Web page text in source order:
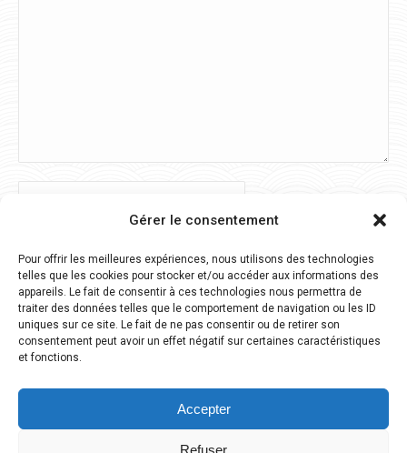
Gérer le consentement
Pour offrir les meilleures expériences, nous utilisons des technologies
telles que les cookies pour stocker et/ou accéder aux informations des
appareils. Le fait de consentir à ces technologies nous permettra de
traiter des données telles que le comportement de navigation ou les ID
uniques sur ce site. Le fait de ne pas consentir ou de retirer son
consentement peut avoir un effet négatif sur certaines caractéristiques
et fonctions.
Accepter
Refuser
Nom *
Site Web
Enregistrez mon nom, mon e-mail et mon site Web dans ce
navigateur pour la prochaine fois que je commenterai.